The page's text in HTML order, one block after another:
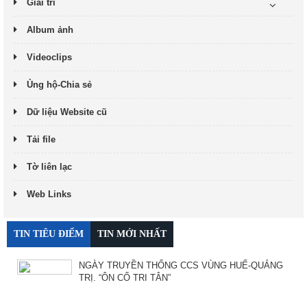
Giải trí
Album ảnh
Videoclips
Ủng hộ-Chia sẻ
Dữ liệu Website cũ
Tải file
Tờ liên lạc
Web Links
TIN TIÊU ĐIỂM TIN MỚI NHẤT
NGÀY TRUYỀN THỐNG CCS VÙNG HUẾ-QUẢNG
TRỊ. “ÔN CỐ TRI TÂN”